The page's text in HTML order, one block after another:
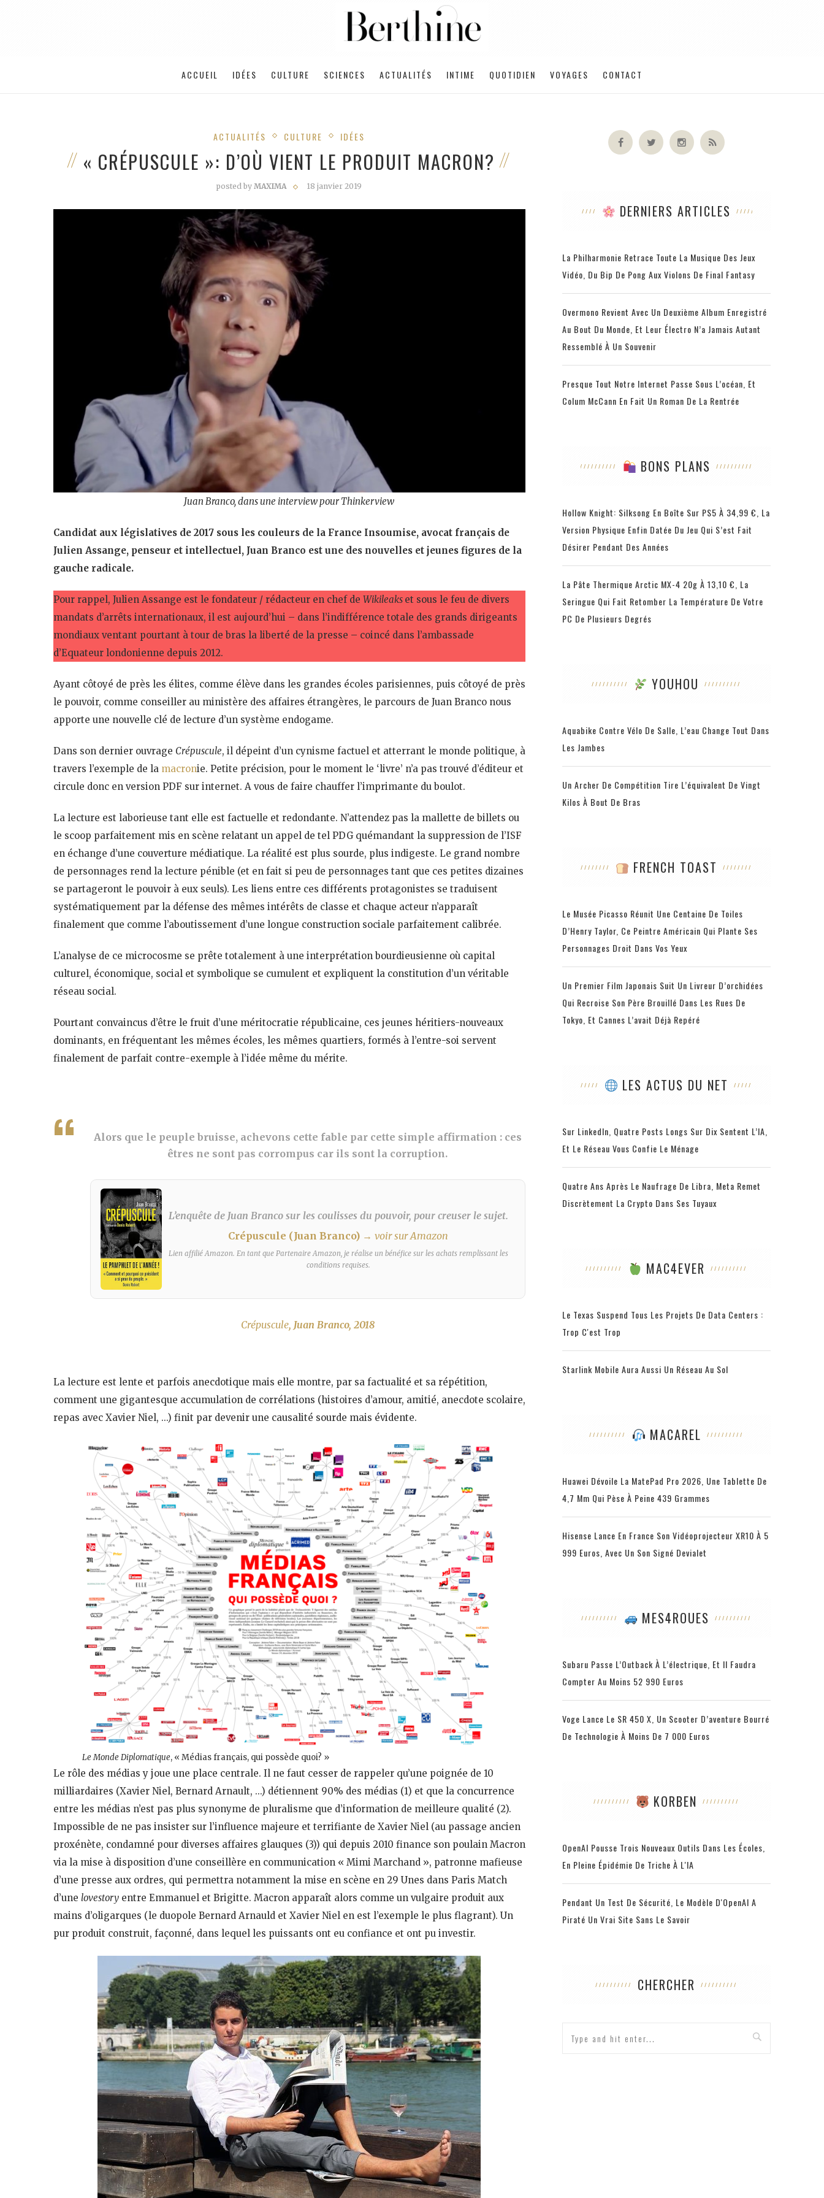
ACCUEIL IDÉES CULTURE SCIENCES ACTUALITÉS INTIME QUOTIDIEN VOYAGES CONTACT
ACTUALITÉS CULTURE IDÉES
« CRÉPUSCULE »: D’OÙ VIENT LE PRODUIT MACRON?
posted byMAXIMA 18 janvier 2019
Juan Branco, dans une interview pour Thinkerview
Candidat aux législatives de 2017 sous les couleurs de la France Insoumise, avocat français de
Julien Assange, penseur et intellectuel, Juan Branco est une des nouvelles et jeunes figures de la
gauche radicale.
Pour rappel, Julien Assange est le fondateur / rédacteur en chef de Wikileaks et sous le feu de divers
mandats d’arrêts internationaux, il est aujourd’hui – dans l’indifférence totale des grands dirigeants
mondiaux ventant pourtant à tour de bras la liberté de la presse – coincé dans l’ambassade
d’Equateur londonienne depuis 2012.
Ayant côtoyé de près les élites, comme élève dans les grandes écoles parisiennes, puis côtoyé de près
le pouvoir, comme conseiller au ministère des affaires étrangères, le parcours de Juan Branco nous
apporte une nouvelle clé de lecture d’un système endogame.
Dans son dernier ouvrage Crépuscule, il dépeint d’un cynisme factuel et atterrant le monde politique, à
travers l’exemple de la macronie. Petite précision, pour le moment le ‘livre’ n’a pas trouvé d’éditeur et
circule donc en version PDF sur internet. A vous de faire chauffer l’imprimante du boulot.
La lecture est laborieuse tant elle est factuelle et redondante. N’attendez pas la mallette de billets ou
le scoop parfaitement mis en scène relatant un appel de tel PDG quémandant la suppression de l’ISF
en échange d’une couverture médiatique. La réalité est plus sourde, plus indigeste. Le grand nombre
de personnages rend la lecture pénible (et en fait si peu de personnages tant que ces petites dizaines
se partageront le pouvoir à eux seuls). Les liens entre ces différents protagonistes se traduisent
systématiquement par la défense des mêmes intérêts de classe et chaque acteur n’apparaît
finalement que comme l’aboutissement d’une longue construction sociale parfaitement calibrée.
L’analyse de ce microcosme se prête totalement à une interprétation bourdieusienne où capital
culturel, économique, social et symbolique se cumulent et expliquent la constitution d’un véritable
réseau social.
Pourtant convaincus d’être le fruit d’une méritocratie républicaine, ces jeunes héritiers-nouveaux
dominants, en fréquentant les mêmes écoles, les mêmes quartiers, formés à l’entre-soi servent
finalement de parfait contre-exemple à l’idée même du mérite.
Alors que le peuple bruisse, achevons cette fable par cette simple affirmation : ces
êtres ne sont pas corrompus car ils sont la corruption.
L’enquête de Juan Branco sur les coulisses du pouvoir, pour creuser le sujet.
Crépuscule (Juan Branco) → voir sur Amazon
Lien affilié Amazon. En tant que Partenaire Amazon, je réalise un bénéfice sur les achats remplissant les
conditions requises.
Crépuscule, Juan Branco, 2018
La lecture est lente et parfois anecdotique mais elle montre, par sa factualité et sa répétition,
comment une gigantesque accumulation de corrélations (histoires d’amour, amitié, anecdote scolaire,
repas avec Xavier Niel, …) finit par devenir une causalité sourde mais évidente.
Le Monde Diplomatique, « Médias français, qui possède quoi? »
Le rôle des médias y joue une place centrale. Il ne faut cesser de rappeler qu’une poignée de 10
milliardaires (Xavier Niel, Bernard Arnault, …) détiennent 90% des médias (1) et que la concurrence
entre les médias n’est pas plus synonyme de pluralisme que d’information de meilleure qualité (2).
Impossible de ne pas insister sur l’influence majeure et terrifiante de Xavier Niel (au passage ancien
proxénète, condamné pour diverses affaires glauques (3)) qui depuis 2010 finance son poulain Macron
via la mise à disposition d’une conseillère en communication « Mimi Marchand », patronne mafieuse
d’une presse aux ordres, qui permettra notamment la mise en scène en 29 Unes dans Paris Match
d’une lovestory entre Emmanuel et Brigitte. Macron apparaît alors comme un vulgaire produit aux
mains d’oligarques (le duopole Bernard Arnauld et Xavier Niel en est l’exemple le plus flagrant). Un
pur produit construit, façonné, dans lequel les puissants ont eu confiance et ont pu investir.
DERNIERS ARTICLES
La Philharmonie Retrace Toute La Musique Des Jeux
Vidéo, Du Bip De Pong Aux Violons De Final Fantasy
Overmono Revient Avec Un Deuxième Album Enregistré
Au Bout Du Monde, Et Leur Électro N’a Jamais Autant
Ressemblé À Un Souvenir
Presque Tout Notre Internet Passe Sous L’océan, Et
Colum McCann En Fait Un Roman De La Rentrée
BONS PLANS
Hollow Knight: Silksong En Boîte Sur PS5 À 34,99 €, La
Version Physique Enfin Datée Du Jeu Qui S’est Fait
Désirer Pendant Des Années
La Pâte Thermique Arctic MX-4 20g À 13,10 €, La
Seringue Qui Fait Retomber La Température De Votre
PC De Plusieurs Degrés
YOUHOU
Aquabike Contre Vélo De Salle, L’eau Change Tout Dans
Les Jambes
Un Archer De Compétition Tire L’équivalent De Vingt
Kilos À Bout De Bras
FRENCH TOAST
Le Musée Picasso Réunit Une Centaine De Toiles
D’Henry Taylor, Ce Peintre Américain Qui Plante Ses
Personnages Droit Dans Vos Yeux
Un Premier Film Japonais Suit Un Livreur D’orchidées
Qui Recroise Son Père Brouillé Dans Les Rues De
Tokyo, Et Cannes L’avait Déjà Repéré
LES ACTUS DU NET
Sur LinkedIn, Quatre Posts Longs Sur Dix Sentent L’IA,
Et Le Réseau Vous Confie Le Ménage
Quatre Ans Après Le Naufrage De Libra, Meta Remet
Discrètement La Crypto Dans Ses Tuyaux
MAC4EVER
Le Texas Suspend Tous Les Projets De Data Centers :
Trop C'est Trop
Starlink Mobile Aura Aussi Un Réseau Au Sol
MACAREL
Huawei Dévoile La MatePad Pro 2026, Une Tablette De
4,7 Mm Qui Pèse À Peine 439 Grammes
Hisense Lance En France Son Vidéoprojecteur XR10 À 5
999 Euros, Avec Un Son Signé Devialet
MES4ROUES
Subaru Passe L’Outback À L’électrique, Et Il Faudra
Compter Au Moins 52 990 Euros
Voge Lance Le SR 450 X, Un Scooter D’aventure Bourré
De Technologie À Moins De 7 000 Euros
KORBEN
OpenAI Pousse Trois Nouveaux Outils Dans Les Écoles,
En Pleine Épidémie De Triche À L'IA
Pendant Un Test De Sécurité, Le Modèle D'OpenAI A
Piraté Un Vrai Site Sans Le Savoir
CHERCHER